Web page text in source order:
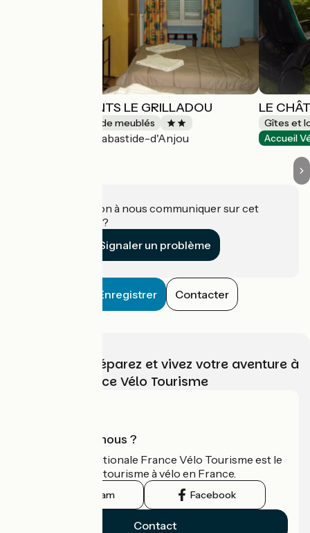
APPPARTEMENTS LE GRILLADOU
Gîtes et locations de meublés
Labastide-d'Anjou
LE
Gîtes et
Accueil
Une information à nous communiquer sur cet
établissement ?
Signaler un problème
Enregistrer Contacter
Choisissez, préparez et vivez votre aventure à
vélo avec France Vélo Tourisme
Qui sommes-nous ?
L'association nationale France Vélo Tourisme est le
guide officiel du tourisme à vélo en France.
Instagram Facebook
Contact